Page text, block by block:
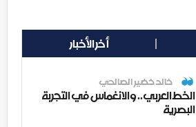
أخر الأخبار
خالد خضير الصالحي
الخط العربي.. والانغماس في التجربة
البصرية